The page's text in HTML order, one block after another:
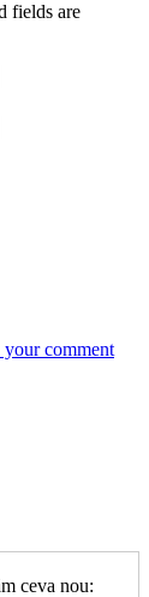
fields are
comment
ceva nou: